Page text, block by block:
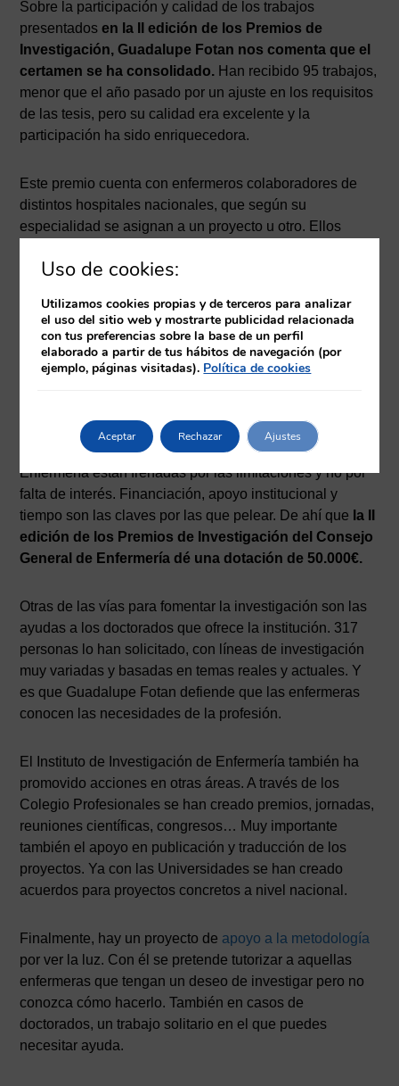
Sobre la participación y calidad de los trabajos
presentadosen la II edición de los Premios de
Investigación, Guadalupe Fotan nos comenta que el
certamen se ha consolidado. Han recibido 95 trabajos,
menor que el año pasado por un ajuste en los requisitos
de las tesis, pero su calidad era excelente y la
participación ha sido enriquecedora.
Este premio cuenta con enfermeros colaboradores de
distintos hospitales nacionales, que según su
especialidad se asignan a un proyecto u otro. Ellos
perfil investigador y conocimientos de la materia.
En los proyectos ganadores, las especialidades de
Enfermería poseen un alto nivel científico. Todos
ellos además estaban orientados en la atención al
Guadalupe Fotan cree que las investigaciones en
Enfermería están frenadas por las limitaciones y no por
falta de interés. Financiación, apoyo institucional y
tiempo son las claves por las que pelear. De ahí que la II
edición de los Premios de Investigación del Consejo
General de Enfermería dé una dotación de 50.000€.
Otras de las vías para fomentar la investigación son las
ayudas a los doctorados que ofrece la institución. 317
personas lo han solicitado, con líneas de investigación
muy variadas y basadas en temas reales y actuales. Y
es que Guadalupe Fotan defiende que las enfermeras
conocen las necesidades de la profesión.
El Instituto de Investigación de Enfermería también ha
promovido acciones en otras áreas. A través de los
Colegio Profesionales se han creado premios, jornadas,
reuniones científicas, congresos… Muy importante
también el apoyo en publicación y traducción de los
proyectos. Ya con las Universidades se han creado
acuerdos para proyectos concretos a nivel nacional.
Finalmente, hay un proyecto de apoyo a la metodología
por ver la luz. Con él se pretende tutorizar a aquellas
enfermeras que tengan un deseo de investigar pero no
conozca cómo hacerlo. También en casos de
doctorados, un trabajo solitario en el que puedes
necesitar ayuda.
Uso de cookies:
Utilizamos cookies propias y de terceros para analizar
el uso del sitio web y mostrarte publicidad relacionada
con tus preferencias sobre la base de un perfil
elaborado a partir de tus hábitos de navegación (por
ejemplo, páginas visitadas). Política de cookies
Aceptar Rechazar Ajustes